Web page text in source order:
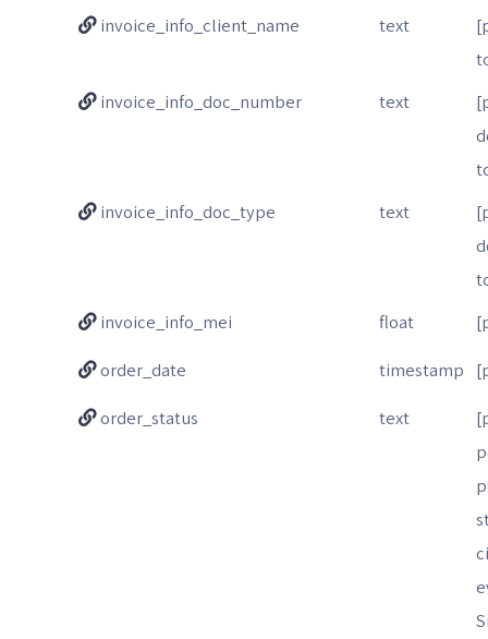
invoice_info_client_name
text
invoice_info_doc_number
text
invoice_info_doc_type
text
invoice_info_mei
float
order_date
timestamp
order_status
text